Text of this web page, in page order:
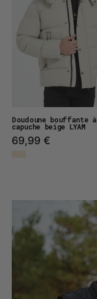
Doudoune bouffante à
capuche beige LYAM
69,99 €